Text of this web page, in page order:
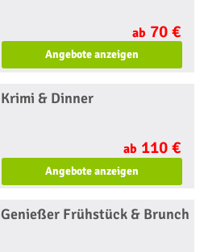
ab 70 €
Angebote anzeigen
Krimi & Dinner
ab 110 €
Angebote anzeigen
Genießer Frühstück & Brunch